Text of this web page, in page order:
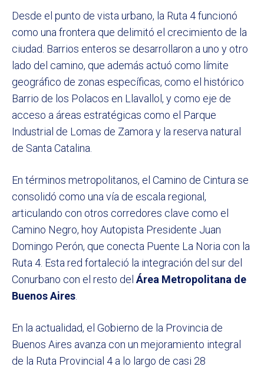
Desde el punto de vista urbano, la Ruta 4 funcionó
como una frontera que delimitó el crecimiento de la
ciudad. Barrios enteros se desarrollaron a uno y otro
lado del camino, que además actuó como límite
geográfico de zonas específicas, como el histórico
Barrio de los Polacos en Llavallol, y como eje de
acceso a áreas estratégicas como el Parque
Industrial de Lomas de Zamora y la reserva natural
de Santa Catalina.
En términos metropolitanos, el Camino de Cintura se
consolidó como una vía de escala regional,
articulando con otros corredores clave como el
Camino Negro, hoy Autopista Presidente Juan
Domingo Perón, que conecta Puente La Noria con la
Ruta 4. Esta red fortaleció la integración del sur del
Conurbano con el resto del Área Metropolitana de
Buenos Aires
En la actualidad, el Gobierno de la Provincia de
Buenos Aires avanza con un mejoramiento integral
de la Ruta Provincial 4 a lo largo de casi 28